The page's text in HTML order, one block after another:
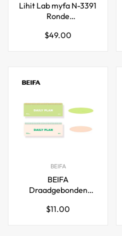
Lihit Lab myfa N-3391
Ronde
6-Gaten
Normale
$49.00
BEIFA
BEIFA
Draadgebonden
Wekelijkse Dagelijkse
Normale
$11.00